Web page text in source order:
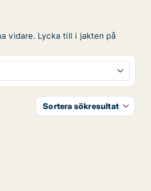
vidare. Lycka till i jakten på
Sortera sökresultat